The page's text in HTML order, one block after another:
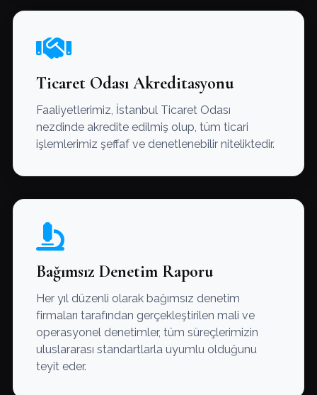
Ticaret Odası Akreditasyonu
Faaliyetlerimiz, İstanbul Ticaret Odası
nezdinde akredite edilmiş olup, tüm ticari
işlemlerimiz şeffaf ve denetlenebilir niteliktedir.
Bağımsız Denetim Raporu
Her yıl düzenli olarak bağımsız denetim
firmaları tarafından gerçekleştirilen mali ve
operasyonel denetimler, tüm süreçlerimizin
uluslararası standartlarla uyumlu olduğunu
teyit eder.